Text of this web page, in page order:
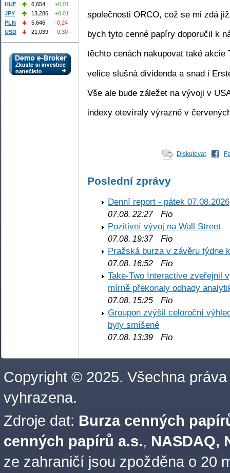
společnosti ORCO, což se mi zdá
bych tyto cenné papíry doporučil k
těchto cenách nakupovat také akcie
velice slušná dividenda a snad i
Vše ale bude záležet na vývoji v
indexy otevíraly výrazně v
Diskutovat
Poslední zprávy
Denní report - pátek 07.08.2026
07.08. 22:27Fio
Pozitivní vývoj na Wall Street
07.08. 19:37Fio
Pražská burza v závěru týdne
07.08. 16:52 Fio
Take-Two Interactive zveřejnil
mírně překonaly odhady
07.08. 15:25 Fio
Groupon zvýšil celoroční
byly smíšené
07.08. 13:39 Fio
HUF 6,654
+0,01
JPY
13,286
+0,01
PLN
5,646
-0,24
USD
21,039 -0,30
Copyright © 2025. Všechna práva
vyhrazena.
Zdroje dat: Burza cenných
cenných papírů a.s., NASDAQ,
ze zahraničí jsou zpožděna o 20